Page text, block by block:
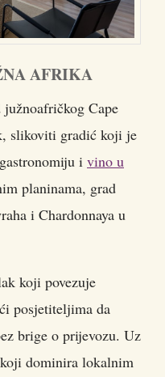
AFRIKA
južnoafričkog Cape
slikoviti gradić koji je
i vino u
planinama, grad
i Chardonnaya u
koji povezuje
posjetiteljima da
brige o prijevozu. Uz
dominira lokalnim